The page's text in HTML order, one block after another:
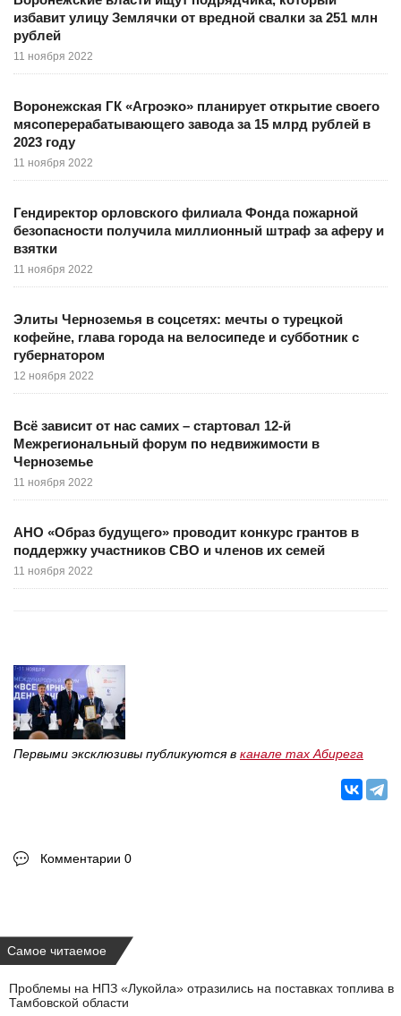
избавит улицу Землячки от вредной свалки за 251 млн
рублей
11 ноября 2022
Воронежская ГК «Агроэко» планирует открытие своего
мясоперерабатывающего завода за 15 млрд рублей в
2023 году
11 ноября 2022
Гендиректор орловского филиала Фонда пожарной
безопасности получила миллионный штраф за аферу и
взятки
11 ноября 2022
Элиты Черноземья в соцсетях: мечты о турецкой
кофейне, глава города на велосипеде и субботник с
губернатором
12 ноября 2022
Всё зависит от нас самих – стартовал 12-й
Межрегиональный форум по недвижимости в
Черноземье
11 ноября 2022
АНО «Образ будущего» проводит конкурс грантов в
поддержку участников СВО и членов их семей
11 ноября 2022
Первыми эксклюзивы публикуются в канале max Абирега
Комментарии 0
Самое читаемое
Проблемы на НПЗ «Лукойла» отразились на поставках топлива в
Тамбовской области